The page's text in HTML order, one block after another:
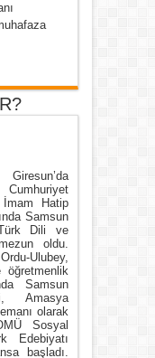
İmam Hatip
Samsun
Dili ve
oldu.
Ulubey,
öğretmenlik
Samsun
Amasya
olarak
Sosyal
Edebiyatı
başladı.